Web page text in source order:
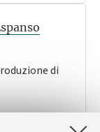
di